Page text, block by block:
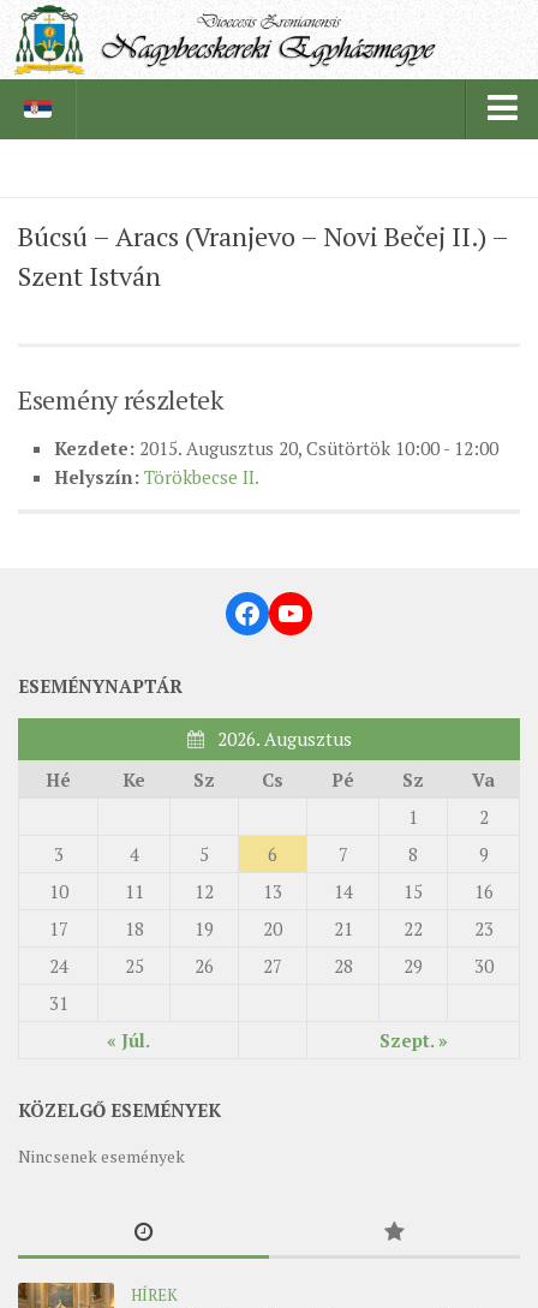
PÜSPÖK
TÖRTÉNELEM
LELKIPÁSZTOROK
SZERZETESRENDEK
IN MEMORIAM
KÖZPONTI ESPERESSÉG
ARCHÍVUM
ARCHÍV ÉLETKÉPEK
SZINÓDUS
PÜSPÖKI DEKRÉTUM
ZSINATI IMA
ZSINAT MOTTÓJA, LOGÓJA
MUNKADOKUMENTUMOK
KISKORÚAK VÉDELME
MEGKÖZELÍTÉSBEN
Búcsú – Aracs (Vranjevo – Novi Bečej II.) –
Szent István
Esemény részletek
Kezdete: 2015. Augusztus 20, Csütörtök 10:00 - 12:00
Helyszín: Törökbecse II.
Facebook
YouTube
ESEMÉNYNAPTÁR
2026. Augusztus
Hé
Ke Sz Cs Pé Sz Va
« Júl. Szept. »
1
2
3
4 5 6 7 8
9
10
11 12 13 14 15
16
17
18 19 20 21 22
23
24
25 26 27 28 29
30
31
KÖZELGŐ ESEMÉNYEK
Nincsenek események
HÍREK